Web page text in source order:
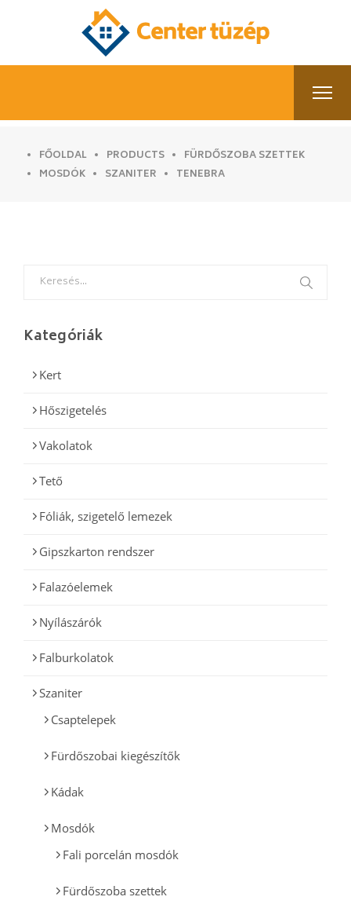
FŐOLDAL PRODUCTS
FÜRDŐSZOBA SZETTEK
MOSDÓK
SZANITER TENEBRA
for:
Kategóriák
Kert
Hőszigetelés
Vakolatok
Tető
Fóliák, szigetelő lemezek
Gipszkarton rendszer
Falazóelemek
Nyílászárók
Falburkolatok
Szaniter
Csaptelepek
Fürdőszobai kiegészítők
Kádak
Mosdók
Fali porcelán mosdók
Fürdőszoba szettek